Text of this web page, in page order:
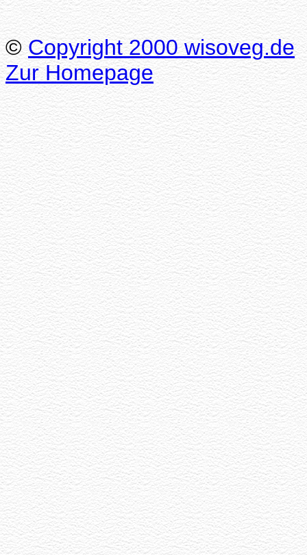
© Copyright 2000 wisoveg.de
Zur Homepage